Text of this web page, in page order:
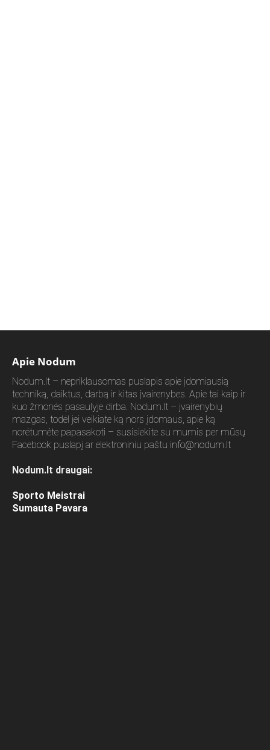
Apie Nodum
Nodum.lt – nepriklausomas puslapis apie įdomiausią
techniką, daiktus, darbą ir kitas įvairenybes. Apie tai kaip ir
kuo žmonės pasaulyje dirba. Nodum.lt – įvairenybių
mazgas, todėl jei veikiate ką nors įdomaus, apie ką
norėtumėte papasakoti – susisiekite su mumis per mūsų
Facebook puslapį ar elektroniniu paštu info@nodum.lt
Nodum.lt draugai:
Sporto Meistrai
Sumauta Pavara